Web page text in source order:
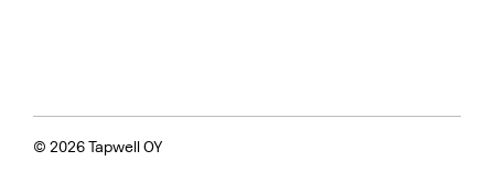
© 2026 Tapwell OY